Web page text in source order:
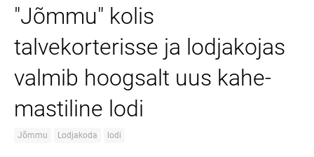
"Jõmmu" kolis
talvekorterisse ja lodjakojas
valmib hoogsalt uus kahe-
mastiline lodi
Jõmmu Lodjakoda lodi